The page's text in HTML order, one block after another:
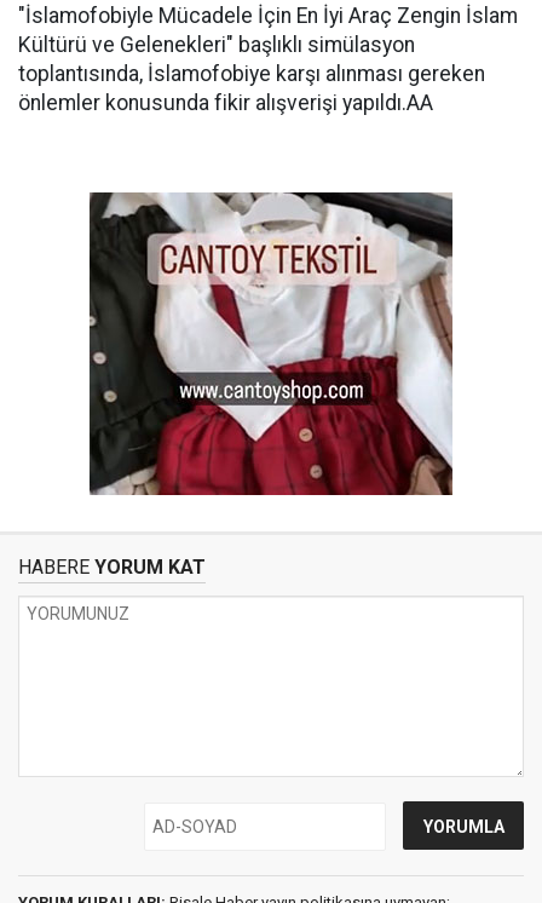
"İslamofobiyle Mücadele İçin En İyi Araç Zengin İslam
Kültürü ve Gelenekleri" başlıklı simülasyon
toplantısında, İslamofobiye karşı alınması gereken
önlemler konusunda fikir alışverişi yapıldı.AA
HABERE YORUM KAT